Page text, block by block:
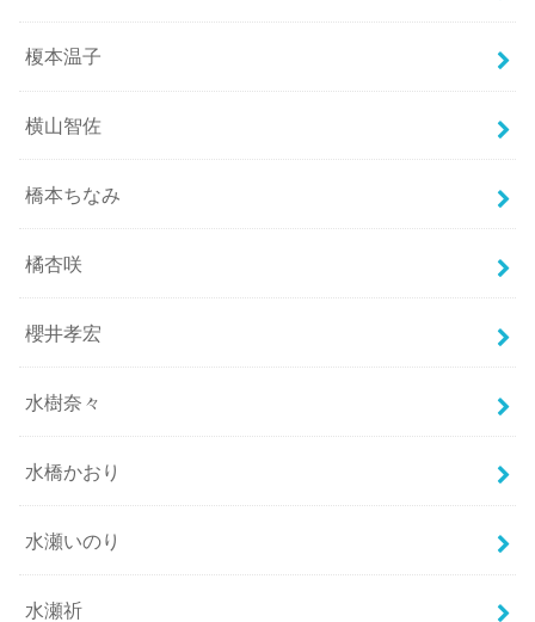
榎本温子
横山智佐
橋本ちなみ
橘杏咲
櫻井孝宏
水樹奈々
水橋かおり
水瀬いのり
水瀬祈